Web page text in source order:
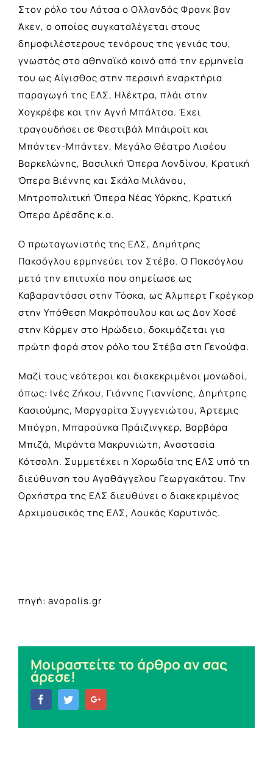
Στον ρόλο του Λάτσα ο Ολλανδός Φρανκ βαν
Άκεν, ο οποίος συγκαταλέγεται στους
δημοφιλέστερους τενόρους της γενιάς του,
γνωστός στο αθηναϊκό κοινό από την ερμηνεία
του ως Αίγισθος στην περσινή εναρκτήρια
παραγωγή της ΕΛΣ, Ηλέκτρα, πλάι στην
Χογκρέφε και την Αγνή Μπάλτσα. Έχει
τραγουδήσει σε Φεστιβάλ Μπάιροϊτ και
Μπάντεν-Μπάντεν, Μεγάλο Θέατρο Λισέου
Βαρκελώνης, Βασιλική Όπερα Λονδίνου, Κρατική
Όπερα Βιέννης και Σκάλα Μιλάνου,
Μητροπολιτική Όπερα Νέας Υόρκης, Κρατική
Όπερα Δρέσδης κ.α.
Ο πρωταγωνιστής της ΕΛΣ, Δημήτρης
Πακσόγλου ερμηνεύει τον Στέβα. Ο Πακσόγλου
μετά την επιτυχία που σημείωσε ως
Καβαραντόσσι στην Τόσκα, ως Άλμπερτ Γκρέγκορ
στην Υπόθεση Μακρόπουλου και ως Δον Χοσέ
στην Κάρμεν στο Ηρώδειο, δοκιμάζεται για
πρώτη φορά στον ρόλο του Στέβα στη Γενούφα.
Μαζί τους νεότεροι και διακεκριμένοι μονωδοί,
όπως: Ινές Ζήκου, Γιάννης Γιαννίσης, Δημήτρης
Κασιούμης, Μαργαρίτα Συγγενιώτου, Άρτεμις
Μπόγρη, Μπαρούνκα Πράιζινγκερ, Βαρβάρα
Μπιζά, Μιράντα Μακρυνιώτη, Αναστασία
Κότσαλη. Συμμετέχει η Χορωδία της ΕΛΣ υπό τη
διεύθυνση του Αγαθάγγελου Γεωργακάτου. Την
Ορχήστρα της ΕΛΣ διευθύνει ο διακεκριμένος
Αρχιμουσικός της ΕΛΣ, Λουκάς Καρυτινός.
πηγή: avopolis.gr
Μοιραστείτε το άρθρο αν σας
άρεσε!
FacebookTwitter